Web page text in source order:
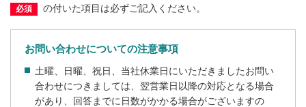
必須 の付いた項目は必ずご記入ください。
お問い合わせについての注意事項
土曜、日曜、祝日、当社休業日にいただきましたお問い
合わせにつきましては、翌営業日以降の対応となる場合
があり、回答までに日数がかかる場合がございますの